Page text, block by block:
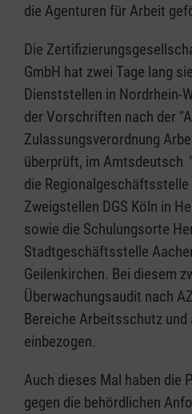
die Agenturen für Arbeit
Die
GmbH hat zwei Tage lang
Dienststellen in Nordrhein-
der Vorschriften nach der
Zulassungsverordnung
überprüft, im Amtsdeutsch
die Regionalgeschäftsstelle
Zweigstellen DGS Köln in
sowie die Schulungsorte
Stadtgeschäftsstelle
Geilenkirchen. Bei diesem
Überwachungsaudit nach
Bereiche Arbeitsschutz
einbezogen.
Auch dieses Mal haben die
gegen die behördlichen